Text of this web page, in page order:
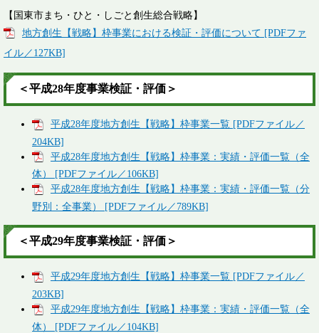
【国東市まち・ひと・しごと創生総合戦略】
地方創生【戦略】枠事業における検証・評価について [PDFファ
イル／127KB]
＜平成28年度事業検証・評価＞
平成28年度地方創生【戦略】枠事業一覧 [PDFファイル／
204KB]
平成28年度地方創生【戦略】枠事業：実績・評価一覧（全
体） [PDFファイル／106KB]
平成28年度地方創生【戦略】枠事業：実績・評価一覧（分
野別：全事業） [PDFファイル／789KB]
＜平成29年度事業検証・評価＞
平成29年度地方創生【戦略】枠事業一覧 [PDFファイル／
203KB]
平成29年度地方創生【戦略】枠事業：実績・評価一覧（全
体） [PDFファイル／104KB]